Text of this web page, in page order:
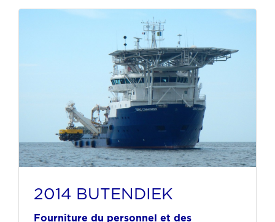
2014 BUTENDIEK
Fourniture du personnel et des